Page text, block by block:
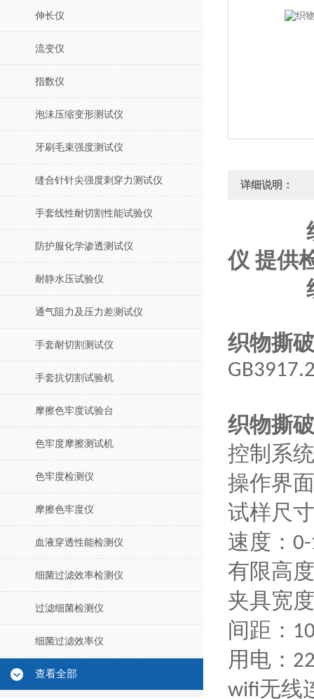
伸长仪
流变仪
指数仪
泡沫压缩变形测试仪
牙刷毛束强度测试仪
缝合针针尖强度刺穿力测试仪
手套线性耐切割性能试验仪
防护服化学渗透测试仪
耐静水压试验仪
通气阻力及压力差测试仪
手套耐切割测试仪
手套抗切割试验机
摩擦色牢度试验台
色牢度摩擦测试机
色牢度检测仪
摩擦色牢度仪
血液穿透性能检测仪
细菌过滤效率检测仪
过滤细菌检测仪
细菌过滤效率仪
查看全部
详细说明：
仪 提供
织物撕
织物撕
控制系
操作界
试样尺
速度：
有限高
夹具宽
间距：
用电：
wifi无线